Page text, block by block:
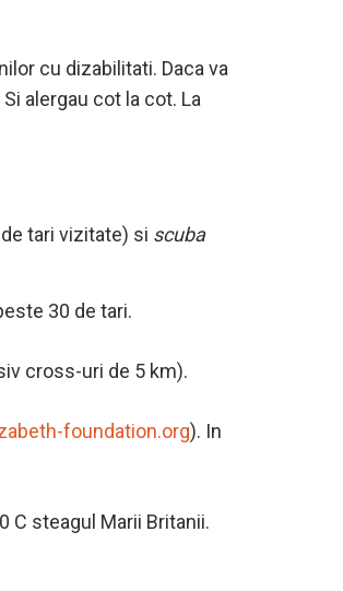
cu dizabilitati. Daca va
alergau cot la cot. La
tari vizitate) si scuba
30 de tari.
cross-uri de 5 km).
foundation.org). In
C steagul Marii Britanii.